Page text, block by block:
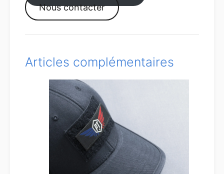
Nous contacter
Articles complémentaires